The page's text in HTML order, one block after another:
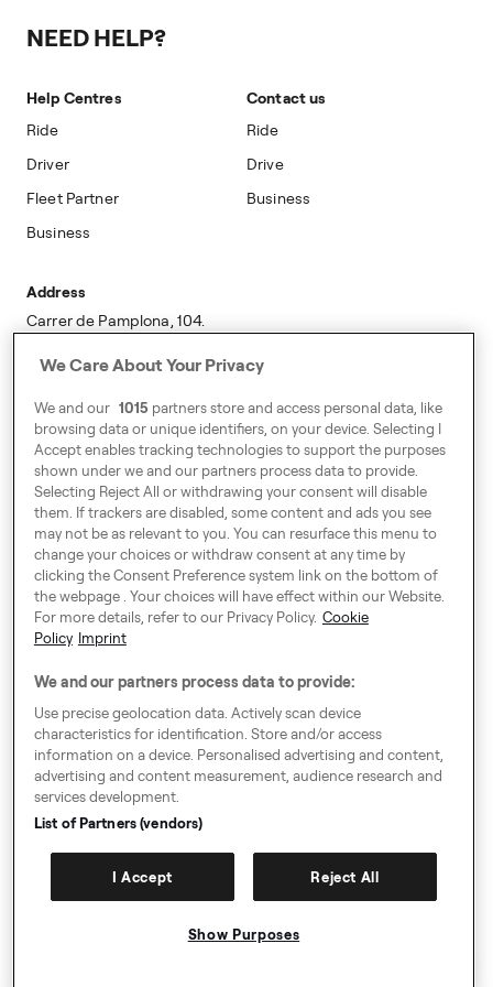
Referral
Sustainability
Modern Slavery Statement
NEED HELP?
Help Centres
Ride
Driver
Fleet Partner
Business
Contact us
Ride
Drive
Business
Address
Carrer de Pamplona, 104.
Sant Martí
08018 Barcelona
C/ Orense 68, 10ª planta,
derecha 28020 Madrid
Around Europe
Speak up!
GTC Privacy Policy & Cookies
Guidelines for requesting authorization
Sitemap
We Care About Your Privacy
We and our 1015partners store and access personal data, like
browsing data or unique identifiers, on your device. Selecting I
Accept enables tracking technologies to support the purposes
shown under we and our partners process data to provide.
Selecting Reject All or withdrawing your consent will disable
them. If trackers are disabled, some content and ads you see
may not be as relevant to you. You can resurface this menu to
change your choices or withdraw consent at any time by
clicking the Consent Preference system link on the bottom of
the webpage . Your choices will have effect within our Website.
For more details, refer to our Privacy Policy. Cookie
Policy Imprint
We and our partners process data to provide:
Use precise geolocation data. Actively scan device
characteristics for identification. Store and/or access
information on a device. Personalised advertising and content,
advertising and content measurement, audience research and
services development.
List of Partners (vendors)
I Accept Reject All
Show Purposes